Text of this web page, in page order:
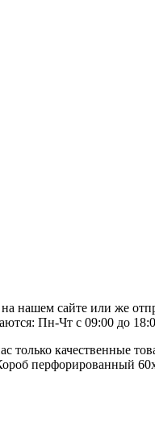
нашем сайте или же
Пн-Чт с 09:00 до
только качественные
перфорированный